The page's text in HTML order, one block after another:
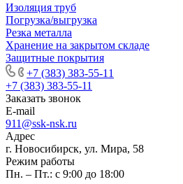
Изоляция труб
Погрузка/выгрузка
Резка металла
Хранение на закрытом складе
Защитные покрытия
+7 (383) 383-55-11
+7 (383) 383-55-11
Заказать звонок
E-mail
911@ssk-nsk.ru
Адрес
г. Новосибирск, ул. Мира, 58
Режим работы
Пн. – Пт.: с 9:00 до 18:00